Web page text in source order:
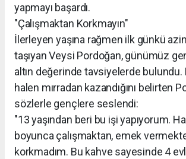
yapmayı başardı.
"Çalışmaktan Korkmayın"
İlerleyen yaşına rağmen ilk günkü
taşıyan Veysi Pordoğan, günümüz
altın değerinde tavsiyelerde bulundu.
halen mırradan kazandığını belirten
sözlerle gençlere seslendi:
"13 yaşından beri bu işi yapıyorum.
boyunca çalışmaktan, emek
korkmadım. Bu kahve sayesinde 4